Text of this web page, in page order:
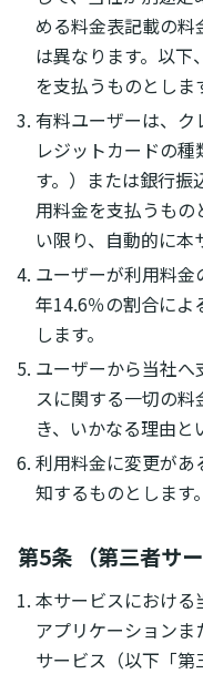
める料金表記載の
は異なります。以下
を支払うものとしま
有料ユーザーは、
レジットカードの
す。）または銀行振
用料金を支払うも
い限り、自動的に本
ユーザーが利用料
年14.6％の割合によ
します。
ユーザーから当社
スに関する一切の
き、いかなる理由と
利用料金に変更が
知するものとします。
第5条 （第三者サー
本サービスにおける
アプリケーション
サービス（以下「